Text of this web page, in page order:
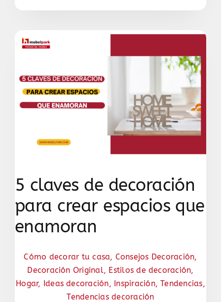
5 claves de decoración
para crear espacios que
enamoran
Cómo decorar tu casa, Consejos Decoración,
Decoración Original, Estilos de decoración,
Hogar, Ideas decoración, Inspiración,Tendencias,
Tendencias decoración